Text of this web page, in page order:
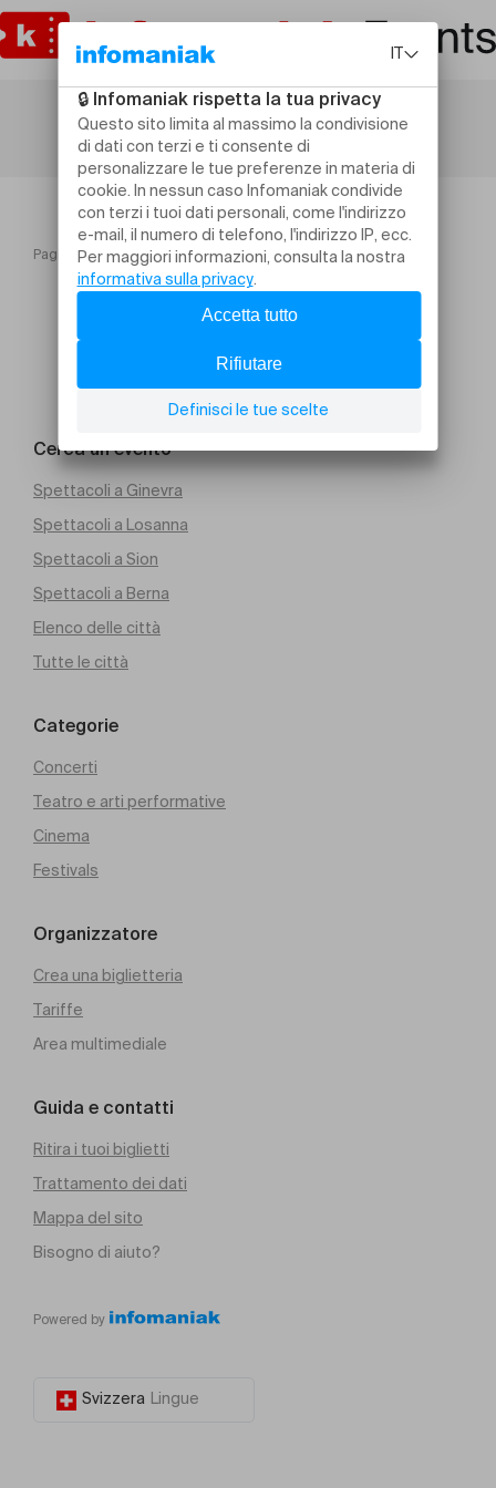
Pagina iniziale Théâtre du Merdesson
Cerca un evento
Spettacoli a Ginevra
Spettacoli a Losanna
Spettacoli a Sion
Spettacoli a Berna
Elenco delle città
Tutte le città
Categorie
Concerti
Teatro e arti performative
Cinema
Festivals
Organizzatore
Crea una biglietteria
Tariffe
Area multimediale
Guida e contatti
Ritira i tuoi biglietti
Trattamento dei dati
Mappa del sito
Bisogno di aiuto?
Powered by
Svizzera Lingue